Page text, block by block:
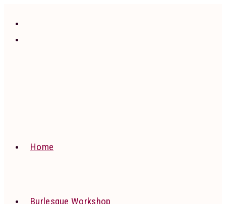
naar
inhoud
Home
Burlesque Workshop